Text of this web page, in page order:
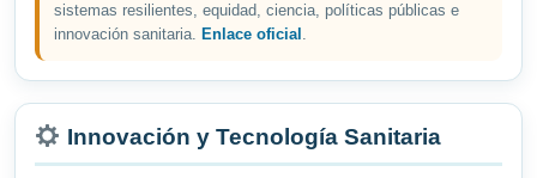
sistemas resilientes, equidad, ciencia, políticas públicas e
innovación sanitaria. Enlace oficial .
Innovación y Tecnología Sanitaria